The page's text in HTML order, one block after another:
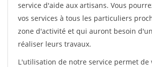
service d'aide aux artisans. Vous
vos services à tous les particuliers
zone d'activité et qui auront besoin
réaliser leurs travaux.
L'utilisation de notre service permet de